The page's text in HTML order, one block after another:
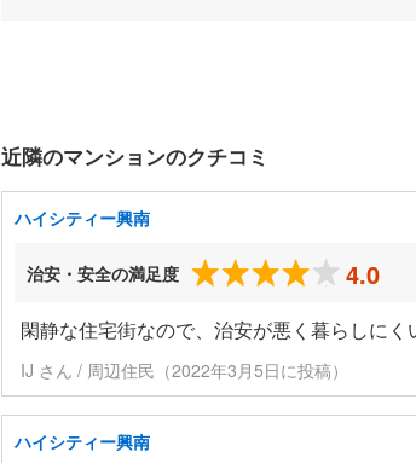
近隣のマンションのクチコミ
ハイシティー興南
治安・安全の満足度 4.0
閑静な住宅街なので、治安が悪く暮らしにく
IJ さん / 周辺住民（2022年3月5日に投稿）
ハイシティー興南